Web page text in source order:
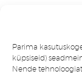
Parima
küpsiseid)
Nende